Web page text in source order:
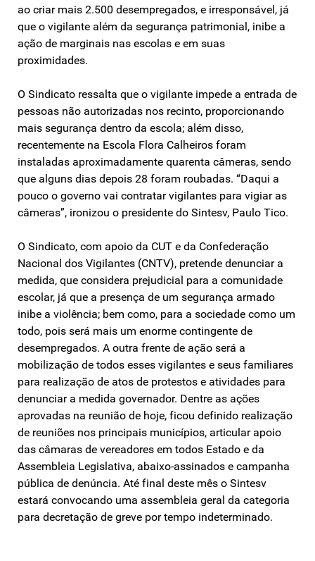
ao criar mais 2.500 desempregados, e irresponsável, já
que o vigilante além da segurança patrimonial, inibe a
ação de marginais nas escolas e em suas
proximidades.
O Sindicato ressalta que o vigilante impede a entrada de
pessoas não autorizadas nos recinto, proporcionando
mais segurança dentro da escola; além disso,
recentemente na Escola Flora Calheiros foram
instaladas aproximadamente quarenta câmeras, sendo
que alguns dias depois 28 foram roubadas. “Daqui a
pouco o governo vai contratar vigilantes para vigiar as
câmeras”, ironizou o presidente do Sintesv, Paulo Tico.
O Sindicato, com apoio da CUT e da Confederação
Nacional dos Vigilantes (CNTV), pretende denunciar a
medida, que considera prejudicial para a comunidade
escolar, já que a presença de um segurança armado
inibe a violência; bem como, para a sociedade como um
todo, pois será mais um enorme contingente de
desempregados. A outra frente de ação será a
mobilização de todos esses vigilantes e seus familiares
para realização de atos de protestos e atividades para
denunciar a medida governador. Dentre as ações
aprovadas na reunião de hoje, ficou definido realização
de reuniões nos principais municípios, articular apoio
das câmaras de vereadores em todos Estado e da
Assembleia Legislativa, abaixo-assinados e campanha
pública de denúncia. Até final deste mês o Sintesv
estará convocando uma assembleia geral da categoria
para decretação de greve por tempo indeterminado.